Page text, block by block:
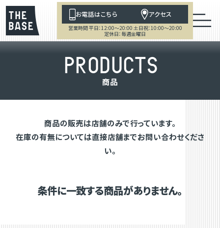
お電話はこちら アクセス
営業時間 平日：12:00～20:00 土日祝：10:00～20:00
定休日：毎週金曜日
PRODUCTS
商品
商品の販売は店舗のみで行っています。
在庫の有無については直接店舗までお問い合わせくださ
い。
条件に一致する商品がありません。